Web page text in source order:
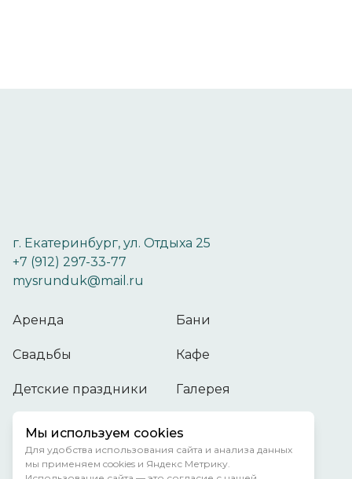
г. Екатеринбург, ул. Отдыха 25
+7 (912) 297-33-77
mysrunduk@mail.ru
Аренда Бани
Свадьбы Кафе
Детские праздники Галерея
О нас
Правила отдыха и размещения
Мы используем cookies
Для удобства использования сайта и анализа данных
мы применяем cookies и Яндекс Метрику.